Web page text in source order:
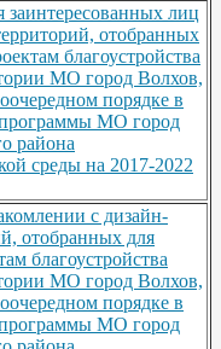
заинтересованных лиц
отобранных
благоустройства
МО город Волхов,
порядке в
МО город
района
среды на 2017-2022
с дизайн-
отобранных для
благоустройства
МО город Волхов,
порядке в
МО город